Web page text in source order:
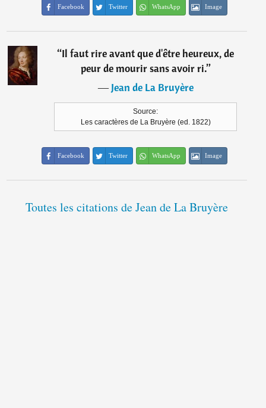
Facebook Twitter WhatsApp Image
“Il faut rire avant que d'être heureux, de
peur de mourir sans avoir ri.”
―Jean de La Bruyère
Source:
Les caractères de La Bruyère (ed. 1822)
Facebook Twitter WhatsApp Image
Toutes les citations de Jean de La Bruyère